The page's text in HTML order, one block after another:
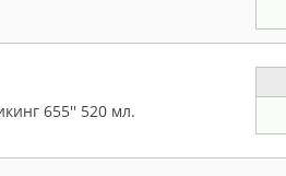
655'' 520 мл.